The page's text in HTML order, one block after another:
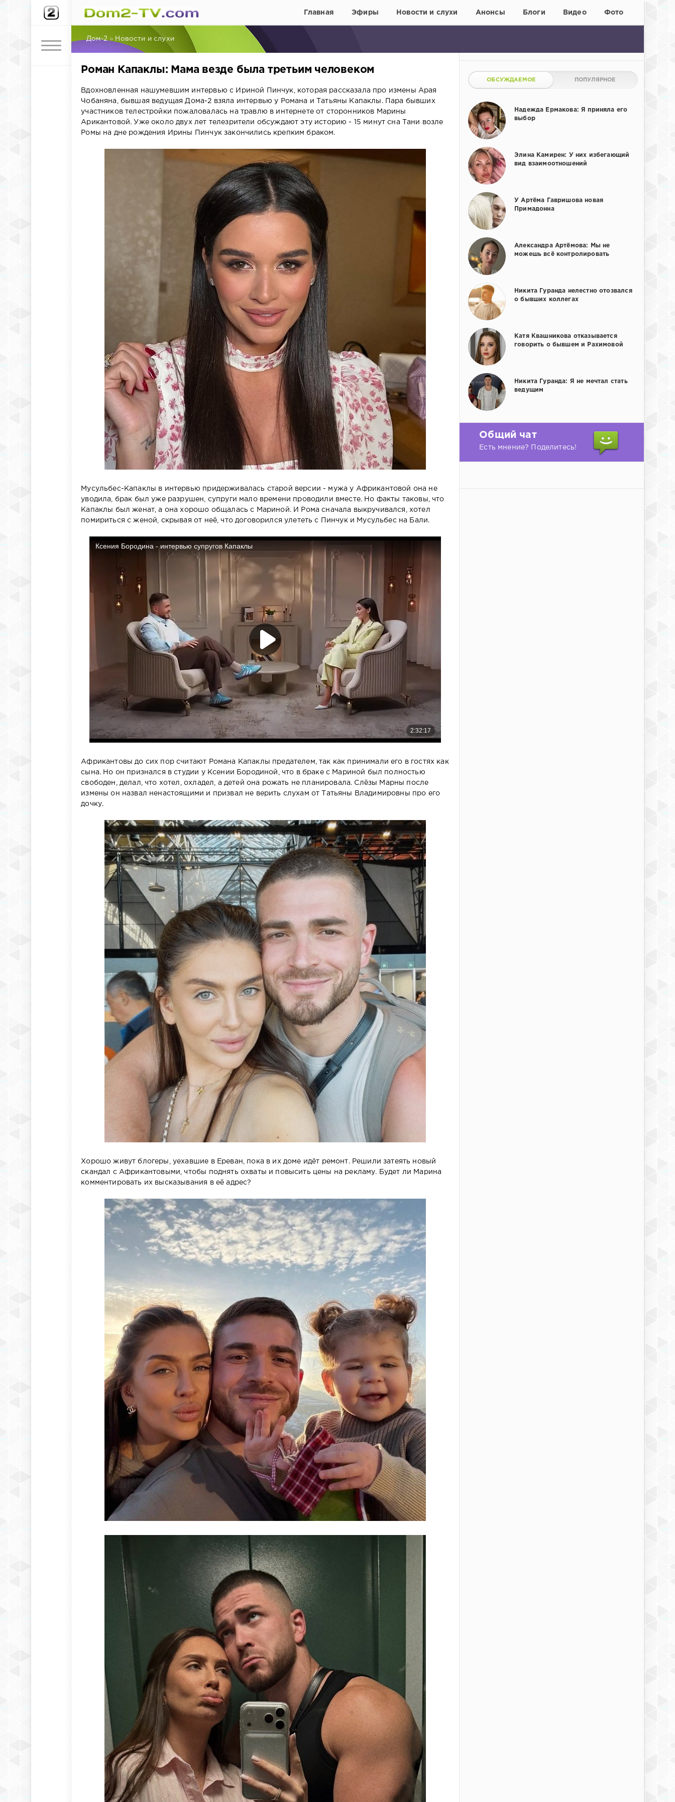
Главная Эфиры Новости и слухи Анонсы Блоги Видео Фото
Дом-2 » Новости и слухи
Роман Капаклы: Мама везде была третьим человеком
Вдохновленная нашумевшим интервью с Ириной Пинчук, которая рассказала про измены Арая
Чобаняна, бывшая ведущая Дома-2 взяла интервью у Романа и Татьяны Капаклы. Пара бывших
участников телестройки пожаловалась на травлю в интернете от сторонников Марины
Арикантовой. Уже около двух лет телезрители обсуждают эту историю - 15 минут сна Тани возле
Ромы на дне рождения Ирины Пинчук закончились крепким браком.
Мусульбес-Капаклы в интервью придерживалась старой версии - мужа у Африкантовой она не
уводила, брак был уже разрушен, супруги мало времени проводили вместе. Но факты таковы, что
Капаклы был женат, а она хорошо общалась с Мариной. И Рома сначала выкручивался, хотел
помириться с женой, скрывая от неё, что договорился улететь с Пинчук и Мусульбес на Бали.
Африкантовы до сих пор считают Романа Капаклы предателем, так как принимали его в гостях как
сына. Но он признался в студии у Ксении Бородиной, что в браке с Мариной был полностью
свободен, делал, что хотел, охладел, а детей она рожать не планировала. Слёзы Марны после
измены он назвал ненастоящими и призвал не верить слухам от Татьяны Владимировны про его
дочку.
Хорошо живут блогеры, уехавшие в Ереван, пока в их доме идёт ремонт. Решили затеять новый
скандал с Африкантовыми, чтобы поднять охваты и повысить цены на рекламу. Будет ли Марина
комментировать их высказывания в её адрес?
ОБСУЖДАЕМОЕ ПОПУЛЯРНОЕ
Надежда Ермакова: Я приняла его
выбор
Элина Камирен: У них избегающий
вид взаимоотношений
У Артёма Гавришова новая
Примадонна
Александра Артёмова: Мы не
можешь всё контролировать
Никита Гуранда нелестно отозвался
о бывших коллегах
Катя Квашникова отказывается
говорить о бывшем и Рахимовой
Никита Гуранда: Я не мечтал стать
ведущим
Общий чат
Есть мнение? Поделитесь!